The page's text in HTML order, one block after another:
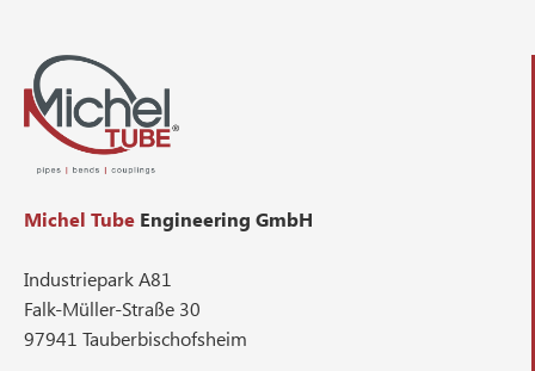
Michel Tube Engineering GmbH
Industriepark A81
Falk-Müller-Straße 30
97941 Tauberbischofsheim